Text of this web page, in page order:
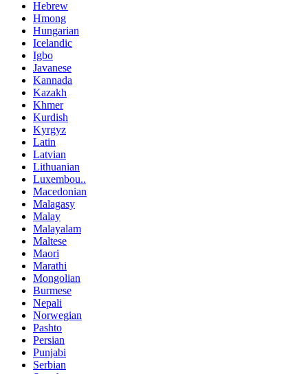
Hebrew
Hmong
Hungarian
Icelandic
Igbo
Javanese
Kannada
Kazakh
Khmer
Kurdish
Kyrgyz
Latin
Latvian
Lithuanian
Luxembou..
Macedonian
Malagasy
Malay
Malayalam
Maltese
Maori
Marathi
Mongolian
Burmese
Nepali
Norwegian
Pashto
Persian
Punjabi
Serbian